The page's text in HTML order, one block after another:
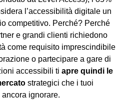
l’accessibilità digitale un
competitivo. Perché? Perché
e grandi clienti richiedono
come requisito imprescindibile
o partecipare a gare di
accessibili ti apre quindi le
strategici che i tuoi
ignorare.